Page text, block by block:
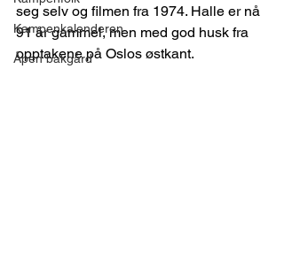
Kampenkalenderen
Åpen bakgård
seg selv og filmen fra 1974. Halle er nå
91 år gammel, men med god husk fra
opptakene på Oslos østkant.